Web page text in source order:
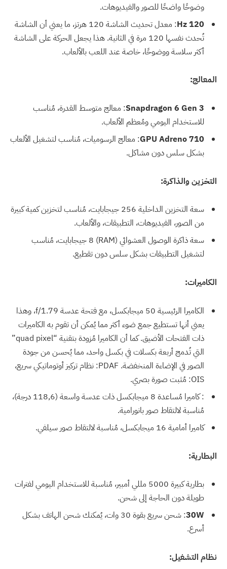
وضوحًا واضحًا للصور والفيديوهات.
120 Hz
: معدل تحديث الشاشة 120 هرتز، ما يعني أن الشاشة
تُحدث نفسها 120 مرة في الثانية. هذا يجعل الحركة على الشاشة
أكثر سلاسة ووضوحًا، خاصة عند اللعب بالألعاب.
المعالج:
Snapdragon 6 Gen 3: معالج متوسط ​​القدرة، مُناسب
للاستخدام اليومي ومُعظم الألعاب.
GPU Adreno 710: معالج الرسوميات، مُناسب لتشغيل الألعاب
بشكل سلس دون مشاكل.
التخزين والذاكرة:
سعة التخزين الداخلية 256 جيجابايت، مُناسب لتخزين كمية كبيرة
من الصور، الفيديوهات، التطبيقات، والألعاب.
سعة ذاكرة الوصول العشوائي (RAM) 8 جيجابايت، مُناسب
لتشغيل التطبيقات بشكل سلس دون تقطيع.
الكاميرات:
الكاميرا الرئيسية 50 ميجابكسل، مع فتحة عدسة f/1.79، وهذا
يعني أنها تستطيع جمع ضوء أكثر مما يُمكن أن تقوم به الكاميرات
ذات الفتحات الأضيق. كما أن الكاميرا مُزودة بتقنية “quad pixel”
التي تُدمج أربعة بكسلات في بكسل واحد، مما يُحسن من جودة
الصور في الإضاءة المنخفضة. PDAF: نظام تركيز أوتوماتيكي سريع،
OIS: مُثبت صورة بصري.
: كاميرا مُساعدة 8 ميجابكسل ذات عدسة واسعة (118,6 درجة)،
مُناسبة لالتقاط صور بانورامية.
كاميرا أمامية 16 ميجابكسل، مُناسبة لالتقاط صور سيلفي.
البطارية:
بطارية كبيرة 5000 مللي أمبير، مُناسبة للاستخدام اليومي لفترات
طويلة دون الحاجة إلى شحن.
30W
: شحن سريع بقوة 30 وات، يُمكنك شحن الهاتف بشكل
أسرع.
نظام التشغيل: